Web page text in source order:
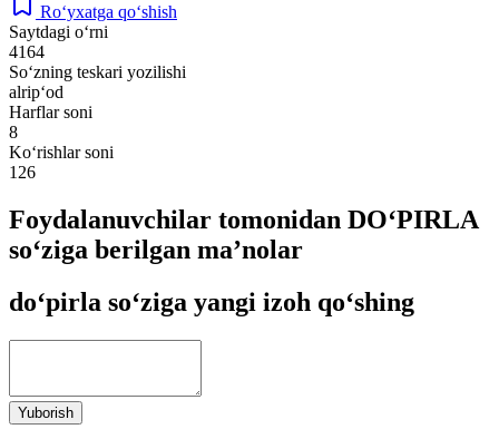
Ro‘yxatga qo‘shish
Saytdagi o‘rni
4164
So‘zning teskari yozilishi
alrip‘od
Harflar soni
8
Ko‘rishlar soni
126
Foydalanuvchilar tomonidan DO‘PIRLA
so‘ziga berilgan ma’nolar
do‘pirla so‘ziga yangi izoh qo‘shing
Yuborish